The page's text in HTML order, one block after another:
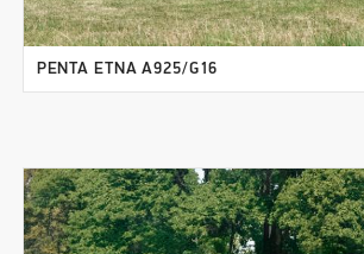
PENTA ETNA A925/G16